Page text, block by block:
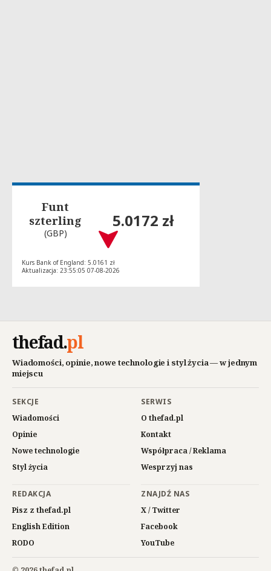
Funt
szterling
(GBP)
5.0172 zł
Kurs Bank of England: 5.0161 zł
Aktualizacja: 23:55:05 07-08-2026
thefad.pl
Wiadomości, opinie, nowe technologie i styl życia — w jednym
miejscu
SEKCJE
Wiadomości
Opinie
Nowe technologie
Styl życia
SERWIS
O thefad.pl
Kontakt
Współpraca / Reklama
Wesprzyj nas
REDAKCJA
Pisz z thefad.pl
English Edition
RODO
ZNAJDŹ NAS
X / Twitter
Facebook
YouTube